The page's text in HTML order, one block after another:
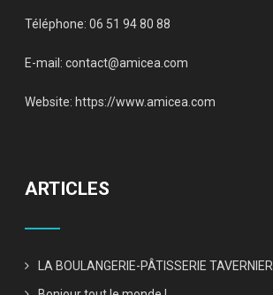
Téléphone: 06 51 94 80 88
E-mail:contact@amicea.com
Website: https://www.amicea.com
ARTICLES
LA BOULANGERIE-PÂTISSERIE TAVERNIER